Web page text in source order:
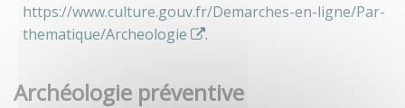
https://www.culture.gouv.fr/Demarches-en-ligne/Par-
thematique/Archeologie
.
Archéologie préventive